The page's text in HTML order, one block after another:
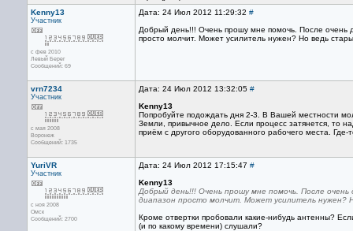
Kenny13
Участник
с фев 2010
Левый Берег
Сообщений: 69
Дата: 24 Июл 2012 11:29:32 #
Добрый день!!! Очень прошу мне помочь. После очень
просто молчит. Может усилитель нужен? Но ведь
vrn7234
Участник
с мая 2008
Воронеж
Сообщений: 1735
Дата: 24 Июл 2012 13:32:05 #
Kenny13
Попробуйте подождать дня 2-3. В Вашей местности
Земли, привычное дело. Если процесс затянется, то
приём с другого оборудованного рабочего места.
YuriVR
Участник
с ноя 2008
Омск
Сообщений: 2700
Дата: 24 Июл 2012 17:15:47 #
Kenny13
Добрый день!!! Очень прошу мне помочь. После
диапазон просто молчит. Может усилитель нужен?
Кроме отвертки пробовали какие-нибудь антенны?
(и по какому времени) слушали?